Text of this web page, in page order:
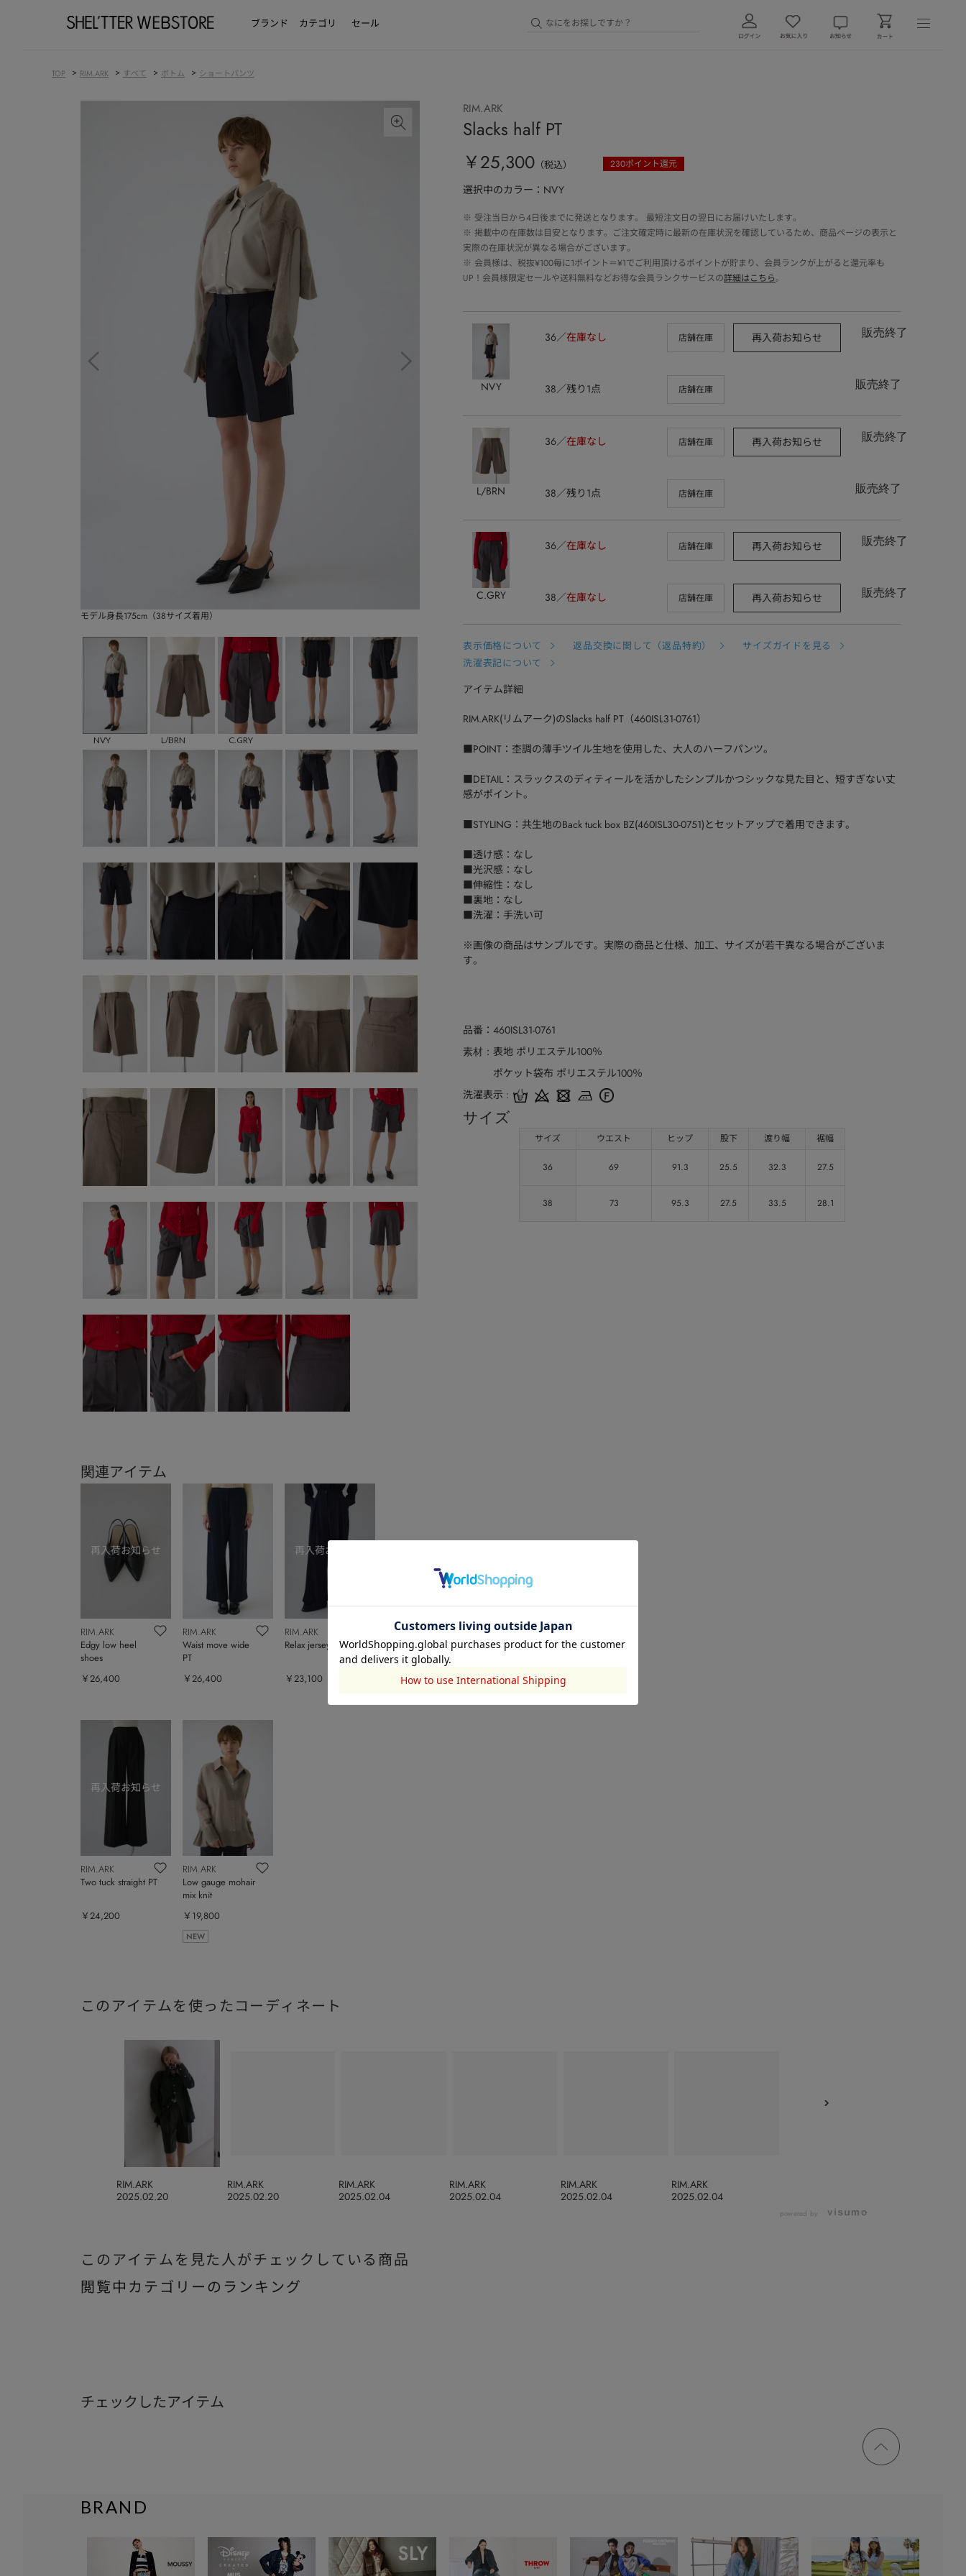
ブランド カテゴリ セール
TOP > RIM.ARK > すべて > ボトム > ショートパンツ
モデル身長175cm（38サイズ着用）
NVY L/BRN C.GRY
関連アイテム
RIM.ARK
Edgy low heel
shoes
￥26,400
RIM.ARK
Waist move wide
PT
￥26,400
RIM.ARK
Relax jersey tuck PT
￥23,100
RIM.ARK
Two tuck straight PT
￥24,200
RIM.ARK
Low gauge mohair
mix knit
￥19,800
NEW
RIM.ARK
Slacks half PT
￥25,300 （税込） 230ポイント還元
選択中のカラー：NVY
※ 受注当日から4日後までに発送となります。 最短注文日の翌日にお届けいたします。
※ 掲載中の在庫数は目安となります。ご注文確定時に最新の在庫状況を確認しているため、商品ページの表示と
実際の在庫状況が異なる場合がございます。
※ 会員様は、税抜¥100毎に1ポイント＝¥1でご利用頂けるポイントが貯まり、会員ランクが上がると還元率も
UP！会員様限定セールや送料無料などお得な会員ランクサービスの詳細はこちら。
NVY
36 在庫なし 店舗在庫 再入荷お知らせ 販売終了
38 残り1点 店舗在庫 販売終了
L/BRN
36 在庫なし 店舗在庫 再入荷お知らせ 販売終了
38 残り1点 店舗在庫 販売終了
C.GRY
36 在庫なし 店舗在庫 再入荷お知らせ 販売終了
38 在庫なし 店舗在庫 再入荷お知らせ 販売終了
表示価格について 返品交換に関して（返品特約）
サイズガイドを見る
洗濯表記について
アイテム詳細
RIM.ARK(リムアーク)のSlacks half PT（460ISL31-0761）
■POINT：杢調の薄手ツイル生地を使用した、大人のハーフパンツ。
■DETAIL：スラックスのディティールを活かしたシンプルかつシックな見た目と、短すぎない丈
感がポイント。
■STYLING：共生地のBack tuck box BZ(460ISL30-0751)とセットアップで着用できます。
■透け感：なし
■光沢感：なし
■伸縮性：なし
■裏地：なし
■洗濯：手洗い可
※画像の商品はサンプルです。実際の商品と仕様、加工、サイズが若干異なる場合がございま
す。
品番 460ISL31-0761
素材
表地 ポリエステル100％
ポケット袋布 ポリエステル100％
洗濯表示
サイズ
サイズ ウエスト ヒップ 股下 渡り幅 裾幅
36 69 91.3 25.5 32.3 27.5
38 73 95.3 27.5 33.5 28.1
このアイテムを使ったコーディネート
2025.02.20
RIM.ARK
2025.02.20
RIM.ARK
2025.02.04
RIM.ARK
2025.02.04
RIM.ARK
2025.02.04
RIM.ARK
2025.02.04
RIM.ARK
powered by
このアイテムを見た人がチェックしている商品
閲覧中カテゴリーのランキング
チェックしたアイテム
ページ
トップ
BRAND